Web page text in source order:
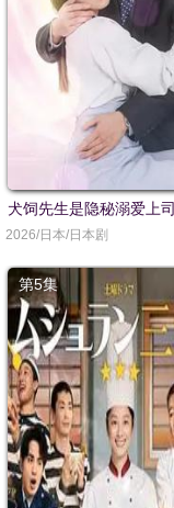
犬饲先生是隐秘溺爱上司
2026/日本/日本剧
第5集